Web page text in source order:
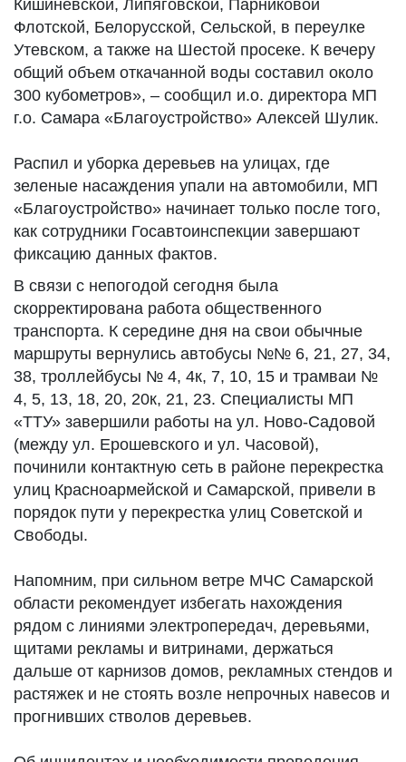
Кишиневской, Липяговской, Парниковой
Флотской, Белорусской, Сельской, в переулке
Утевском, а также на Шестой просеке. К вечеру
общий объем откачанной воды составил около
300 кубометров», – сообщил и.о. директора МП
г.о. Самара «Благоустройство» Алексей Шулик.
Распил и уборка деревьев на улицах, где
зеленые насаждения упали на автомобили, МП
«Благоустройство» начинает только после того,
как сотрудники Госавтоинспекции завершают
фиксацию данных фактов.
В связи с непогодой сегодня была
скорректирована работа общественного
транспорта. К середине дня на свои обычные
маршруты вернулись автобусы №№ 6, 21, 27, 34,
38, троллейбусы № 4, 4к, 7, 10, 15 и трамваи №
4, 5, 13, 18, 20, 20к, 21, 23. Специалисты МП
«ТТУ» завершили работы на ул. Ново-Садовой
(между ул. Ерошевского и ул. Часовой),
починили контактную сеть в районе перекрестка
улиц Красноармейской и Самарской, привели в
порядок пути у перекрестка улиц Советской и
Свободы.
Напомним, при сильном ветре МЧС Самарской
области рекомендует избегать нахождения
рядом с линиями электропередач, деревьями,
щитами рекламы и витринами, держаться
дальше от карнизов домов, рекламных стендов и
растяжек и не стоять возле непрочных навесов и
прогнивших стволов деревьев.